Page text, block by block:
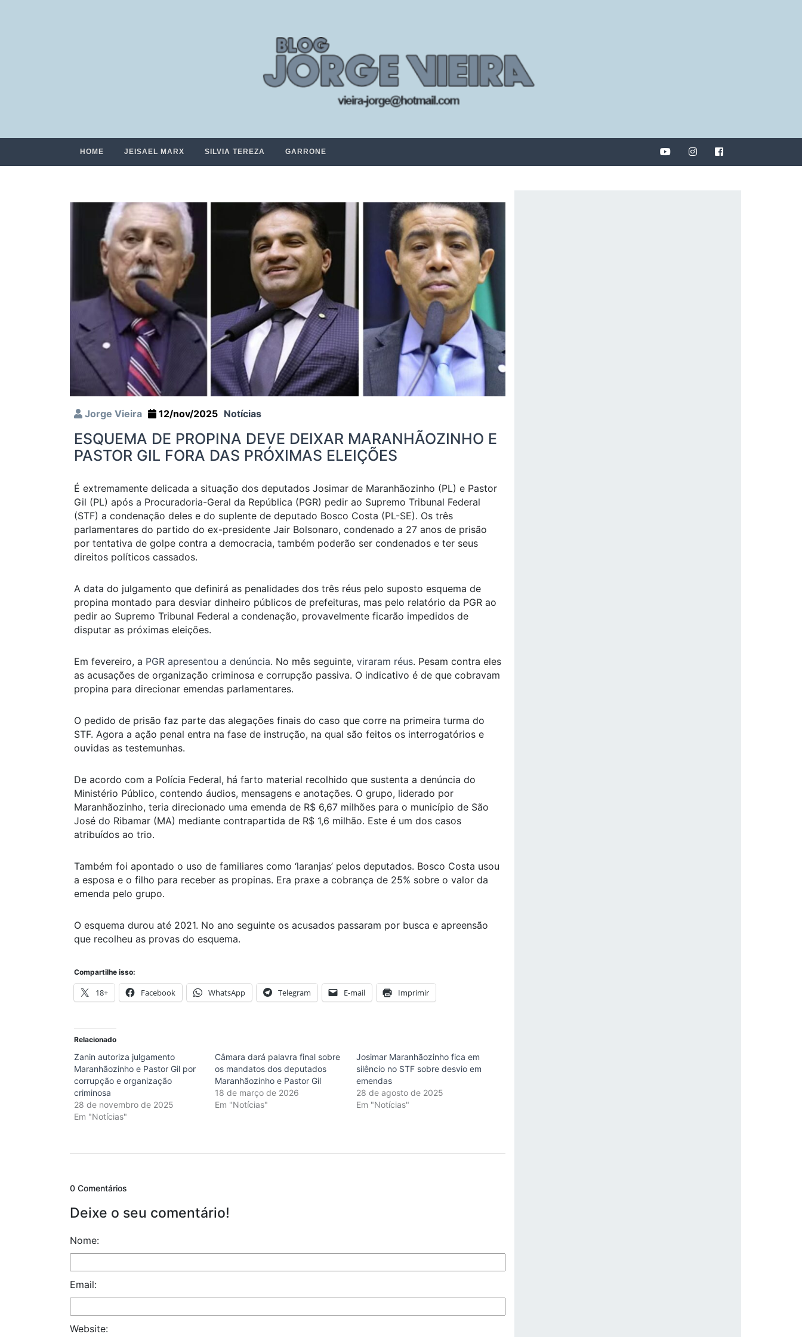
HOME JEISAEL MARX SILVIA TEREZA GARRONE
Jorge Vieira 12/nov/2025 Notícias
ESQUEMA DE PROPINA DEVE DEIXAR MARANHÃOZINHO E
PASTOR GIL FORA DAS PRÓXIMAS ELEIÇÕES
É extremamente delicada a situação dos deputados Josimar de Maranhãozinho (PL) e Pastor
Gil (PL) após a Procuradoria-Geral da República (PGR) pedir ao Supremo Tribunal Federal
(STF) a condenação deles e do suplente de deputado Bosco Costa (PL-SE). Os três
parlamentares do partido do ex-presidente Jair Bolsonaro, condenado a 27 anos de prisão
por tentativa de golpe contra a democracia, também poderão ser condenados e ter seus
direitos políticos cassados.
A data do julgamento que definirá as penalidades dos três réus pelo suposto esquema de
propina montado para desviar dinheiro públicos de prefeituras, mas pelo relatório da PGR ao
pedir ao Supremo Tribunal Federal a condenação, provavelmente ficarão impedidos de
disputar as próximas eleições.
Em fevereiro, a PGR apresentou a denúncia. No mês seguinte, viraram réus. Pesam contra eles
as acusações de organização criminosa e corrupção passiva. O indicativo é de que cobravam
propina para direcionar emendas parlamentares.
O pedido de prisão faz parte das alegações finais do caso que corre na primeira turma do
STF. Agora a ação penal entra na fase de instrução, na qual são feitos os interrogatórios e
ouvidas as testemunhas.
De acordo com a Polícia Federal, há farto material recolhido que sustenta a denúncia do
Ministério Público, contendo áudios, mensagens e anotações. O grupo, liderado por
Maranhãozinho, teria direcionado uma emenda de R$ 6,67 milhões para o município de São
José do Ribamar (MA) mediante contrapartida de R$ 1,6 milhão. Este é um dos casos
atribuídos ao trio.
Também foi apontado o uso de familiares como ‘laranjas’ pelos deputados. Bosco Costa usou
a esposa e o filho para receber as propinas. Era praxe a cobrança de 25% sobre o valor da
emenda pelo grupo.
O esquema durou até 2021. No ano seguinte os acusados passaram por busca e apreensão
que recolheu as provas do esquema.
Compartilhe isso:
18+ Facebook WhatsApp Telegram E-mail Imprimir
Relacionado
Zanin autoriza julgamento
Maranhãozinho e Pastor Gil por
corrupção e organização
criminosa
28 de novembro de 2025
Em "Notícias"
Câmara dará palavra final sobre
os mandatos dos deputados
Maranhãozinho e Pastor Gil
18 de março de 2026
Em "Notícias"
Josimar Maranhãozinho fica em
silêncio no STF sobre desvio em
emendas
28 de agosto de 2025
Em "Notícias"
0 Comentários
Deixe o seu comentário!
Nome:
Email:
Website: